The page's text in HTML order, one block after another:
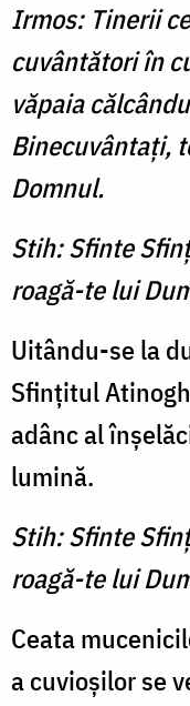
Irmos: Tinerii
cuvântători în
văpaia
Binecuvântaţi,
Domnul.
Stih: Sfinte
roagă-te lui
Uitându-se la
Sfinţitul
adânc al
lumină.
Stih: Sfinte
roagă-te lui
Ceata
a cuvioşilor se